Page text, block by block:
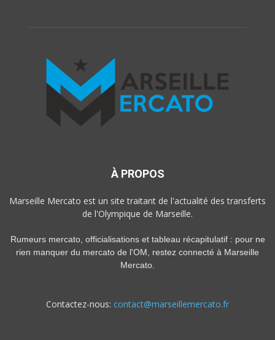
À PROPOS
Marseille Mercato est un site traitant de l'actualité des transferts
de l'Olympique de Marseille.
Rumeurs mercato, officialisations et tableau récapitulatif : pour ne
rien manquer du mercato de l'OM, restez connecté à Marseille
Mercato.
Contactez-nous: contact@marseillemercato.fr